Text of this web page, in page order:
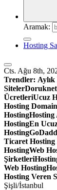
Aramak:
Hosting
Cts. Ağu 8th,
Trendler:
Siteler
ÜcretleriUcuz
Hosting Domain
HostingHosting
HostingEn
Hosting
Ticaret Hosting
HostingWeb
Şirketleri
Web Hosting
Hosting Veren
Şişli/İstanbul